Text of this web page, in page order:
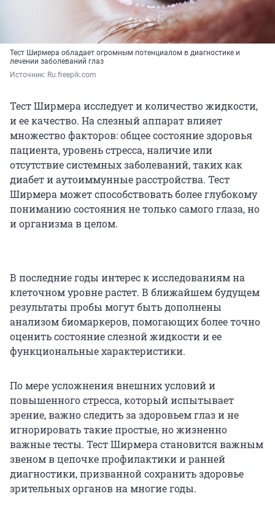
Тест Ширмера обладает огромным потенциалом в диагностике и
лечении заболеваний глаз
Источник: Ru.freepik.com
Тест Ширмера исследует и количество жидкости,
и ее качество. На слезный аппарат влияет
множество факторов: общее состояние здоровья
пациента, уровень стресса, наличие или
отсутствие системных заболеваний, таких как
диабет и аутоиммунные расстройства. Тест
Ширмера может способствовать более глубокому
пониманию состояния не только самого глаза, но
и организма в целом.
В последние годы интерес к исследованиям на
клеточном уровне растет. В ближайшем будущем
результаты пробы могут быть дополнены
анализом биомаркеров, помогающих более точно
оценить состояние слезной жидкости и ее
функциональные характеристики.
По мере усложнения внешних условий и
повышенного стресса, который испытывает
зрение, важно следить за здоровьем глаз и не
игнорировать такие простые, но жизненно
важные тесты. Тест Ширмера становится важным
звеном в цепочке профилактики и ранней
диагностики, призванной сохранить здоровье
зрительных органов на многие годы.